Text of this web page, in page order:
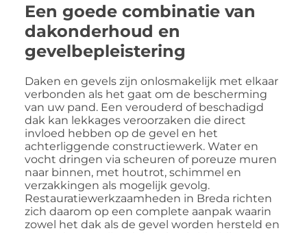
Een goede combinatie van
dakonderhoud en
gevelbepleistering
Daken en gevels zijn onlosmakelijk met elkaar
verbonden als het gaat om de bescherming
van uw pand. Een verouderd of beschadigd
dak kan lekkages veroorzaken die direct
invloed hebben op de gevel en het
achterliggende constructiewerk. Water en
vocht dringen via scheuren of poreuze muren
naar binnen, met houtrot, schimmel en
verzakkingen als mogelijk gevolg.
Restauratiewerkzaamheden in Breda richten
zich daarom op een complete aanpak waarin
zowel het dak als de gevel worden hersteld en